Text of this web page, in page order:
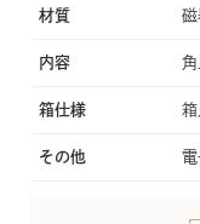
材質
内容
箱仕様 箱
その他